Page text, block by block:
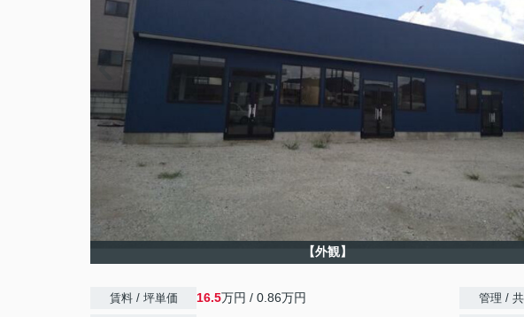
【外観】
賃料 / 坪単価 16.5万円 / 0.86万円 管理 /